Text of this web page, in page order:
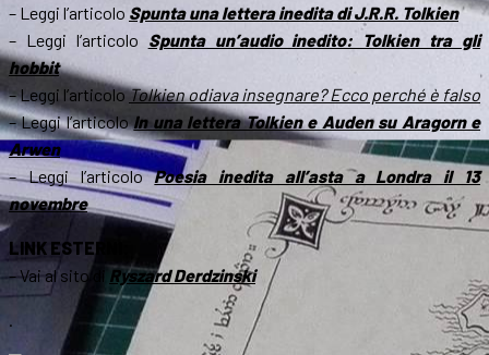
– Leggi l’articolo Spunta una lettera inedita di J.R.R. Tolkien
– Leggi l’articolo Spunta un’audio inedito: Tolkien tra gli
hobbit
– Leggi l’articoloTolkien odiava insegnare? Ecco perché è falso
– Leggi l’articoloIn una lettera Tolkien e Auden su Aragorn e
Arwen
– Leggi l’articoloPoesia inedita all’asta a Londra il 13
novembre
LINK ESTERNI:
– Vai al sito di
Ryszard Derdzinski